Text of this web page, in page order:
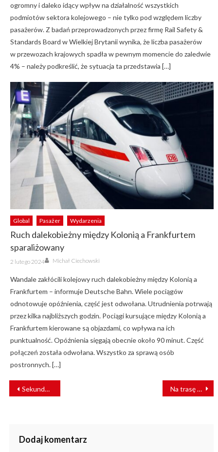
ogromny i daleko idący wpływ na działalność wszystkich
podmiotów sektora kolejowego – nie tylko pod względem liczby
pasażerów. Z badań przeprowadzonych przez firmę Rail Safety &
Standards Board w Wielkiej Brytanii wynika, że liczba pasażerów
w przewozach krajowych spadła w pewnym momencie do zaledwie
4% – należy podkreślić, że sytuacja ta przedstawia […]
Global Pasażer Wydarzenia
Ruch dalekobieżny między Kolonią a Frankfurtem
sparaliżowany
Posted
on
2 lutego 2024 Author
Michał Ciechowski
Wandale zakłócili kolejowy ruch dalekobieżny między Kolonią a
Frankfurtem – informuje Deutsche Bahn. Wiele pociągów
odnotowuje opóźnienia, część jest odwołana. Utrudnienia potrwają
przez kilka najbliższych godzin. Pociągi kursujące między Kolonią a
Frankfurtem kierowane są objazdami, co wpływa na ich
punktualność. Opóźnienia sięgają obecnie około 90 minut. Część
połączeń została odwołana. Wszystko za sprawą osób
postronnych. […]
NAWIGACJA
WPISU
Sekundy od tragedii. Auto utknęło pod rogatką Na trasę Kraków Bonarka – Bielsko-Biała wracają pociągi
Dodaj komentarz